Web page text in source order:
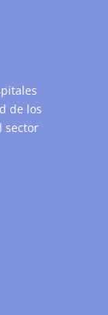
de los
sector